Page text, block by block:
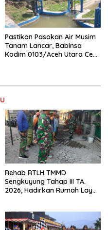
Pastikan Pasokan Air Musim
Tanam Lancar, Babinsa
Kodim 0103/Aceh Utara Cek
Rehab RTLH TMMD
Sengkuyung Tahap III TA.
2026, Hadirkan Rumah Layak